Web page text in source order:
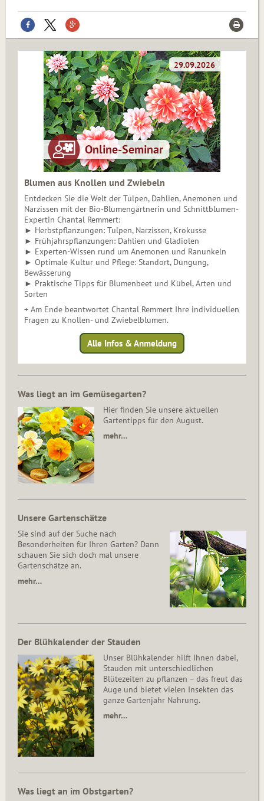
Blumen aus Knollen und Zwiebeln
Entdecken Sie die Welt der Tulpen, Dahlien, Anemonen und
Narzissen mit der Bio-Blumengärtnerin und Schnittblumen-
Expertin Chantal Remmert:
► Herbstpflanzungen: Tulpen, Narzissen, Krokusse
► Frühjahrspflanzungen: Dahlien und Gladiolen
► Experten-Wissen rund um Anemonen und Ranunkeln
► Optimale Kultur und Pflege: Standort, Düngung,
Bewässerung
► Praktische Tipps für Blumenbeet und Kübel, Arten und
Sorten
+ Am Ende beantwortet Chantal Remmert Ihre individuellen
Fragen zu Knollen- und Zwiebelblumen.
Alle Infos & Anmeldung
Was liegt an im Gemüsegarten?
Hier finden Sie unsere aktuellen
Gartentipps für den August.
mehr…
Unsere Gartenschätze
Sie sind auf der Suche nach
Besonderheiten für Ihren Garten? Dann
schauen Sie sich doch mal unsere
Gartenschätze an.
mehr…
Der Blühkalender der Stauden
Unser Blühkalender hilft Ihnen dabei,
Stauden mit unterschiedlichen
Blütezeiten zu pflanzen – das freut das
Auge und bietet vielen Insekten das
ganze Gartenjahr Nahrung.
mehr…
Was liegt an im Obstgarten?